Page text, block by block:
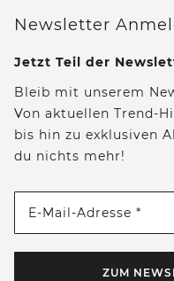
Newsletter
Jetzt Teil der
Bleib mit unserem
Von aktuellen Trend-
bis hin zu exklusiven
du nichts mehr!
E-Mail-Adresse *
ZUM